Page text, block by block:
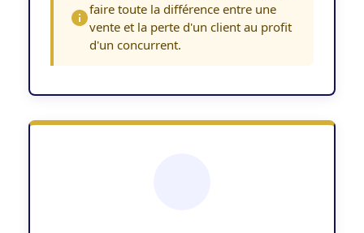
faire toute la différence entre une
vente et la perte d'un client au profit
d'un concurrent.